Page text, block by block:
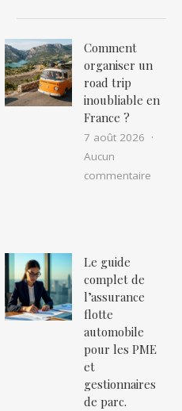
Comment
organiser un
road trip
inoubliable en
France ?
7 août 2026
Aucun
commentaire
Pourquoi marcher 30 minutes
Le guide
complet de
l’assurance
flotte
automobile
pour les PME
et
gestionnaires
de parc.